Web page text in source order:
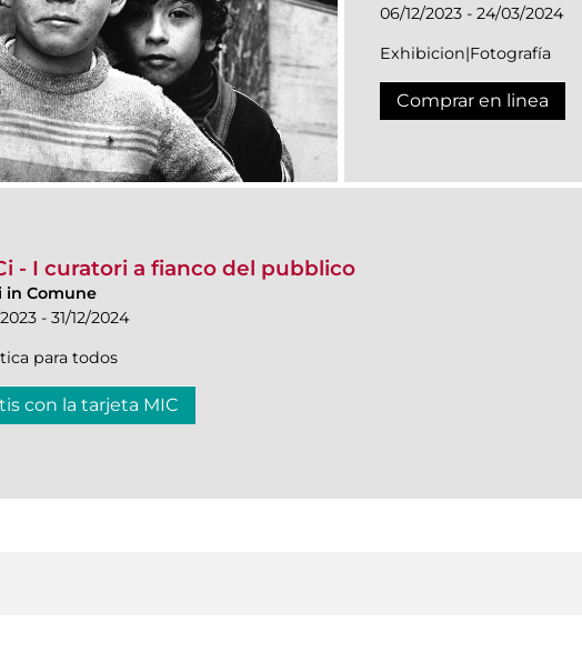
06/12/2023 - 24/03/2024
Exhibicion|Fotografía
Comprar en linea
- I curatori a fianco del pubblico
in Comune
- 31/12/2024
para todos
con la tarjeta MIC